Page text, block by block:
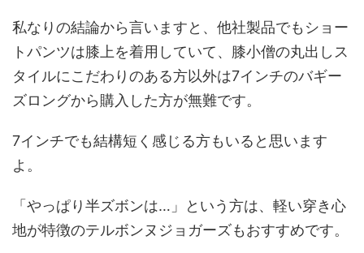
私なりの結論から言いますと、他社製品でもショー
トパンツは膝上を着用していて、膝小僧の丸出しス
タイルにこだわりのある方以外は7インチのバギー
ズロングから購入した方が無難です。
7インチでも結構短く感じる方もいると思います
よ。
「やっぱり半ズボンは…」という方は、軽い穿き心
地が特徴のテルボンヌジョガーズもおすすめです。